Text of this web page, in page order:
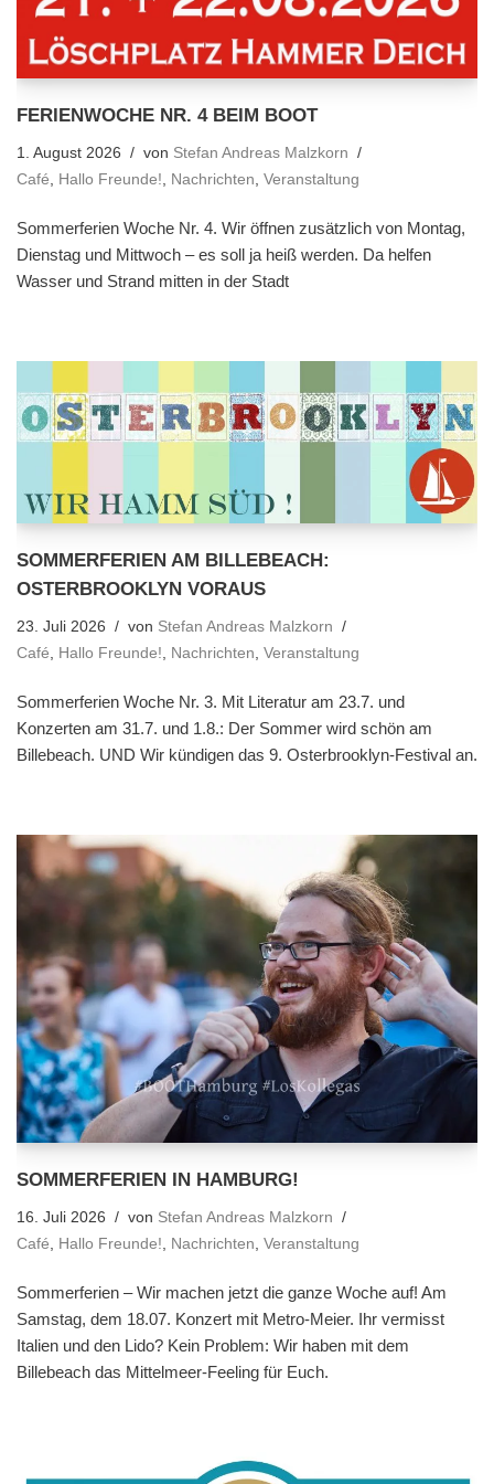
FERIENWOCHE NR. 4 BEIM BOOT
1. August 2026 von Stefan Andreas Malzkorn
Café
Hallo Freunde! Nachrichten Veranstaltung
Sommerferien Woche Nr. 4. Wir öffnen zusätzlich von Montag,
Dienstag und Mittwoch – es soll ja heiß werden. Da helfen
Wasser und Strand mitten in der Stadt
SOMMERFERIEN AM BILLEBEACH:
OSTERBROOKLYN VORAUS
23. Juli 2026 von Stefan Andreas Malzkorn
Café, Hallo Freunde!, Nachrichten, Veranstaltung
Sommerferien Woche Nr. 3. Mit Literatur am 23.7. und
Konzerten am 31.7. und 1.8.: Der Sommer wird schön am
Billebeach. UND Wir kündigen das 9. Osterbrooklyn-Festival an.
SOMMERFERIEN IN HAMBURG!
16. Juli 2026 von Stefan Andreas Malzkorn
Café
Hallo Freunde! Nachrichten Veranstaltung
Sommerferien – Wir machen jetzt die ganze Woche auf! Am
Samstag, dem 18.07. Konzert mit Metro-Meier. Ihr vermisst
Italien und den Lido? Kein Problem: Wir haben mit dem
Billebeach das Mittelmeer-Feeling für Euch.